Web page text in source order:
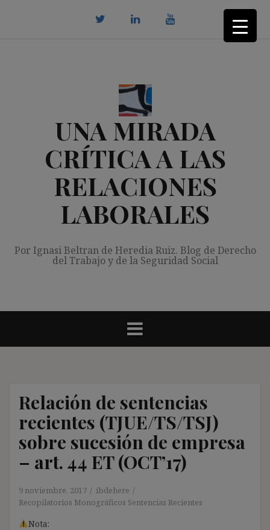
UNA MIRADA
CRÍTICA A LAS
RELACIONES
LABORALES
Por Ignasi Beltran de Heredia Ruiz. Blog de Derecho
del Trabajo y de la Seguridad Social
Relación de sentencias
recientes (TJUE/TS/TSJ)
sobre sucesión de empresa
– art. 44 ET (OCT’17)
9 noviembre, 2017
ibdehere
Recopilatorios Monográficos Sentencias Recientes
Nota: